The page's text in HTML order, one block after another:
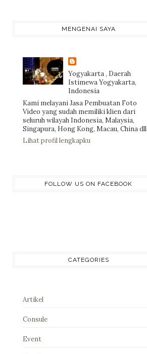
MENGENAI SAYA
Yogyakarta , Daerah
Istimewa Yogyakarta,
Indonesia
Kami melayani Jasa Pembuatan Foto
Video yang sudah memiliki klien dari
seluruh wilayah Indonesia, Malaysia,
Singapura, Hong Kong, Macau, China dll
Lihat profil lengkapku
FOLLOW US ON FACEBOOK
CATEGORIES
Artikel
Consule
Event